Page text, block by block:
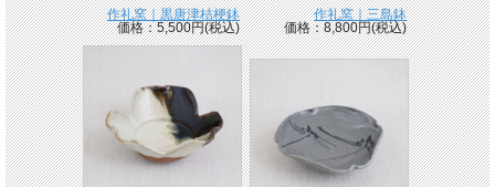
作礼窯｜黒唐津桔梗鉢
価格：5,500円(税込)
作礼窯｜三島鉢
価格：8,800円(税込)